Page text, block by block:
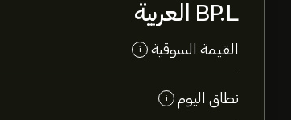
BP.L العربية
القيمة السوقية i
نطاق اليوم i